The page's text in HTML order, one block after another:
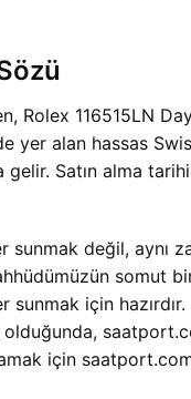
Rolex 116515LN
alan hassas
Satın alma
değil, aynı
somut
için
için